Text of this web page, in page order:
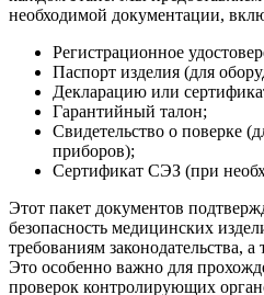
необходимой документации,
Регистрационное
Паспорт изделия (для
Декларацию или
Гарантийный талон;
Свидетельство о поверке
приборов);
Сертификат СЭЗ (при
Этот пакет документов
безопасность медицинских
требованиям законодательства,
Это особенно важно для
проверок контролирующих